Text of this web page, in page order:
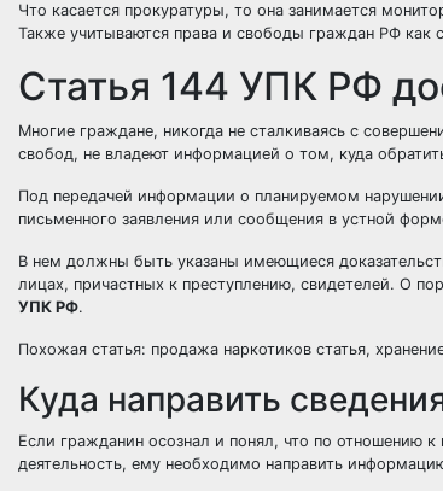
Что касается прокуратуры, то она занимается
Также учитываются права и свободы граждан РФ как
Статья 144 УПК РФ
Многие граждане, никогда не сталкиваясь с
свобод, не владеют информацией о том, куда
Под передачей информации о планируемом
письменного заявления или сообщения в устной
В нем должны быть указаны имеющиеся
лицах, причастных к преступлению, свидетелей. О
УПК РФ.
Похожая статья: продажа наркотиков статья,
Куда направить
Если гражданин осознал и понял, что по отношению
деятельность, ему необходимо направить